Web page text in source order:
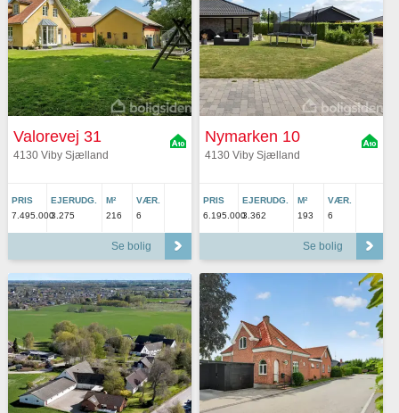
Valorevej 31
4130 Viby Sjælland
PRIS
7.495.000
EJERUDG.
3.275
M²
216
VÆR.
6
Se bolig
Nymarken 10
4130 Viby Sjælland
PRIS
6.195.000
EJERUDG.
3.362
M²
193
VÆR.
6
Se bolig